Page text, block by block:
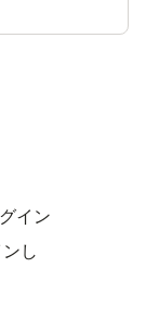
イン
し